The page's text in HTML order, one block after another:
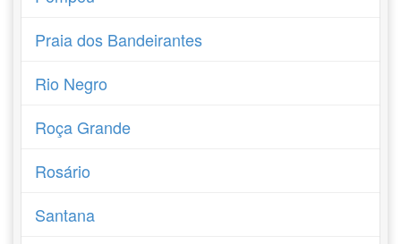
Praia dos Bandeirantes
Rio Negro
Roça Grande
Rosário
Santana